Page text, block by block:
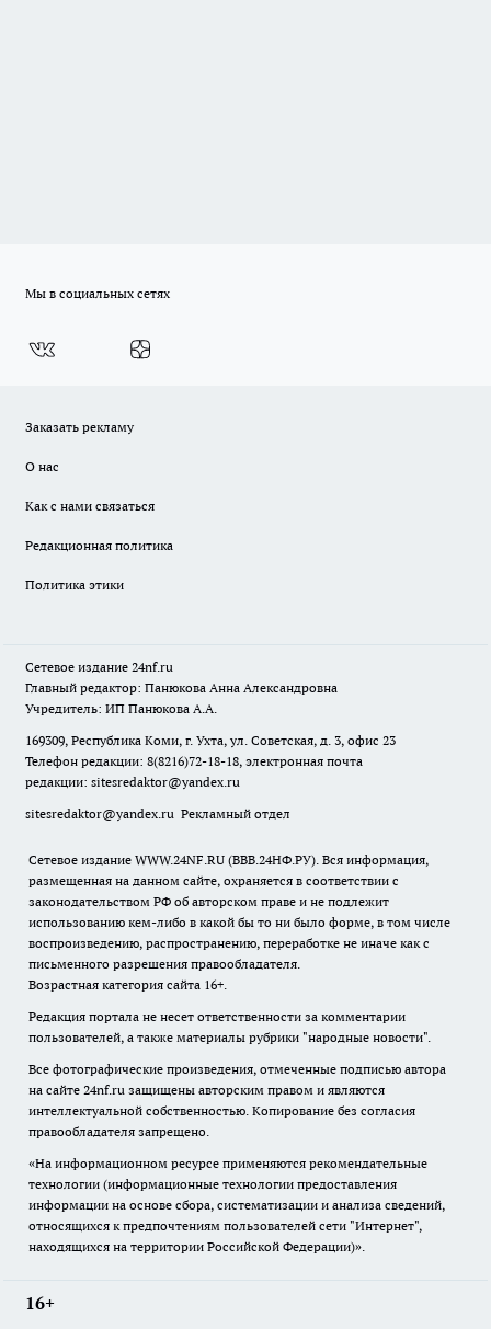
Мы в социальных сетях
Заказать рекламу
О нас
Как с нами связаться
Редакционная политика
Политика этики
Сетевое издание 24nf.ru
Главный редактор: Панюкова Анна Александровна
Учредитель: ИП Панюкова А.А.
169309, Республика Коми, г. Ухта, ул. Советская, д. 3, офис 23
Телефон редакции: 8(8216)72-18-18, электронная почта
редакции: sitesredaktor@yandex.ru
sitesredaktor@yandex.ru Рекламный отдел
Сетевое издание WWW.24NF.RU (ВВВ.24НФ.РУ). Вся информация,
размещенная на данном сайте, охраняется в соответствии с
законодательством РФ об авторском праве и не подлежит
использованию кем-либо в какой бы то ни было форме, в том числе
воспроизведению, распространению, переработке не иначе как с
письменного разрешения правообладателя.
Возрастная категория сайта 16+.
Редакция портала не несет ответственности за комментарии
пользователей, а также материалы рубрики "народные новости".
Все фотографические произведения, отмеченные подписью автора
на сайте 24nf.ru защищены авторским правом и являются
интеллектуальной собственностью. Копирование без согласия
правообладателя запрещено.
«На информационном ресурсе применяются рекомендательные
технологии (информационные технологии предоставления
информации на основе сбора, систематизации и анализа сведений,
относящихся к предпочтениям пользователей сети "Интернет",
находящихся на территории Российской Федерации)».
16+